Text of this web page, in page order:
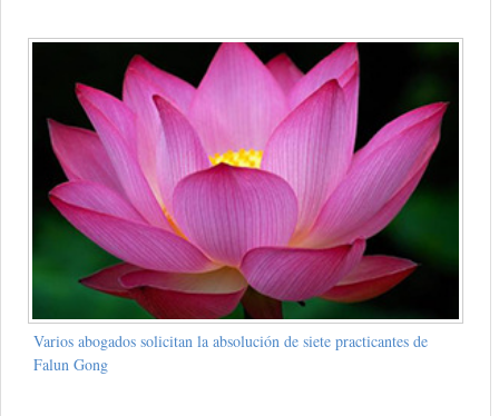
Varios abogados solicitan la absolución de siete practicantes de
Falun Gong